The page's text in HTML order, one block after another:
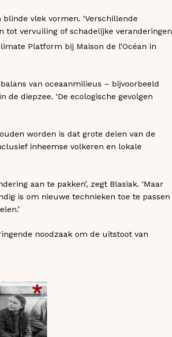
vlek vormen. ‘Verschillende
vervuiling of schadelijke veranderingen
Platform bij Maison de l’Océan in
van oceaanmilieus – bijvoorbeeld
diepzee. ‘De ecologische gevolgen
worden is dat grote delen van de
inheemse volkeren en lokale
aan te pakken’, zegt Blasiak. ‘Maar
is om nieuwe technieken toe te passen
noodzaak om de uitstoot van